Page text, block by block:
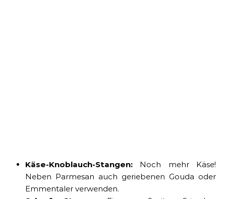
Käse-Knoblauch-Stangen: Noch mehr Käse!
Neben Parmesan auch geriebenen Gouda oder
Emmentaler verwenden.